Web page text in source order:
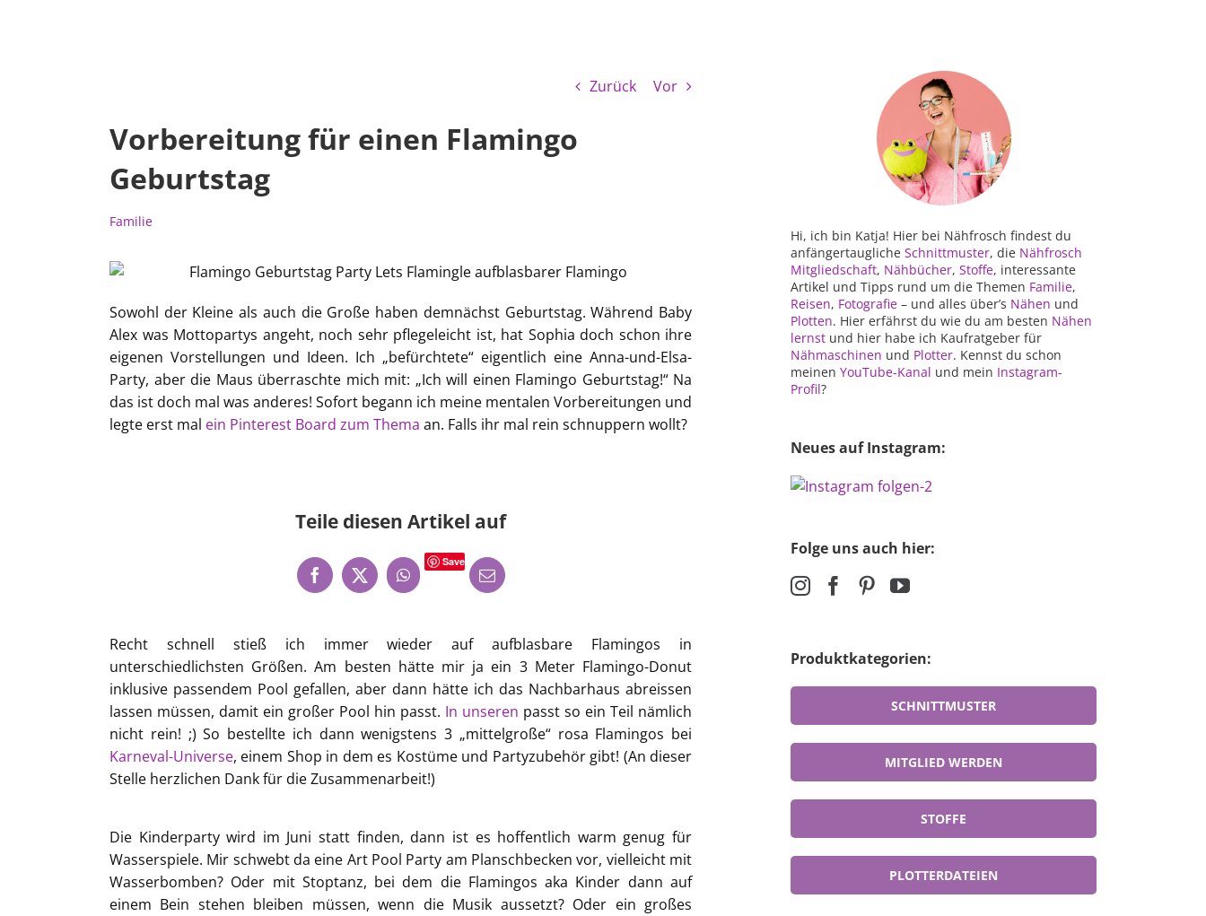
Zurück Vor
Vorbereitung für einen Flamingo
Geburtstag
Familie
Sowohl der Kleine als auch die Große haben demnächst Geburtstag. Während Baby
Alex was Mottopartys angeht, noch sehr pflegeleicht ist, hat Sophia doch schon ihre
eigenen Vorstellungen und Ideen. Ich „befürchtete“ eigentlich eine Anna-und-Elsa-
Party, aber die Maus überraschte mich mit: „Ich will einen Flamingo Geburtstag!“Na
das ist doch mal was anderes! Sofort begann ich meine mentalen Vorbereitungen und
legte erst mal ein Pinterest Board zum Thema an. Falls ihr mal rein schnuppern wollt?
Teile diesen Artikel auf
Save
Recht schnell stieß ich immer wieder auf aufblasbare Flamingos in
unterschiedlichsten Größen. Am besten hätte mir ja ein 3 Meter Flamingo-Donut
inklusive passendem Pool gefallen, aber dann hätte ich das Nachbarhaus abreissen
lassen müssen, damit ein großer Pool hin passt. In unseren passt so ein Teil nämlich
nicht rein! ;) So bestellte ich dann wenigstens 3 „mittelgroße“ rosa Flamingos bei
Karneval-Universe, einem Shop in dem es Kostüme und Partyzubehör gibt! (An dieser
Stelle herzlichen Dank für die Zusammenarbeit!)
Die Kinderparty wird im Juni statt finden, dann ist es hoffentlich warm genug für
Wasserspiele. Mir schwebt da eine Art Pool Party am Planschbecken vor, vielleicht mit
Wasserbomben? Oder mit Stoptanz, bei dem die Flamingos aka Kinder dann auf
einem Bein stehen bleiben müssen, wenn die Musik aussetzt? Oder ein großes
Hi, ich bin Katja! Hier bei Nähfrosch findest du
anfängertaugliche Schnittmuster, die Nähfrosch
Mitgliedschaft, Nähbücher, Stoffe, interessante
Artikel und Tipps rund um die Themen Familie,
Reisen, Fotografie – und alles über’s Nähen und
Plotten. Hier erfährst du wie du am besten Nähen
lernst und hier habe ich Kaufratgeber für
Nähmaschinen und Plotter. Kennst du schon
meinen YouTube-Kanal und mein Instagram-
Profil?
Neues auf Instagram:
Folge uns auch hier:
Produktkategorien:
SCHNITTMUSTER
MITGLIED WERDEN
STOFFE
PLOTTERDATEIEN